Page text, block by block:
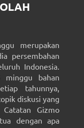
merupakan
persembahan
Indonesia.
bahan
tahunnya,
diskusi yang
Gizmo
dengan apa